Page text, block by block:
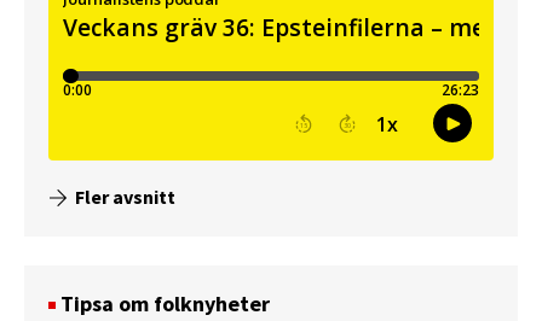
Fler avsnitt
Tipsa om folknyheter